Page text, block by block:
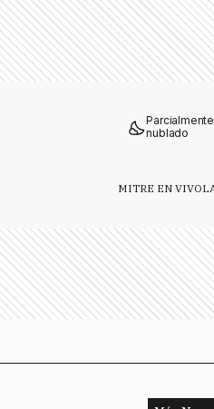
Parcialmente
nublado
MITRE EN VIVO